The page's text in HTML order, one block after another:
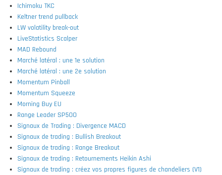
Ichimoku TKC
Keltner trend pullback
LW volatility break-out
LiveStatistics Scalper
MAD Rebound
Marché latéral : une 1e solution
Marché latéral : une 2e solution
Momentum Pinball
Momentum Squeeze
Morning Buy EU
Range Leader SP500
Signaux de Trading : Divergence MACD
Signaux de trading : Bullish Breakout
Signaux de trading : Range Breakout
Signaux de trading : Retournements Heikin Ashi
Signaux de trading : créez vos propres figures de chandeliers (V1)